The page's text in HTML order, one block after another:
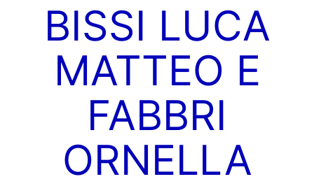
BISSI LUCA
MATTEO E
FABBRI
ORNELLA